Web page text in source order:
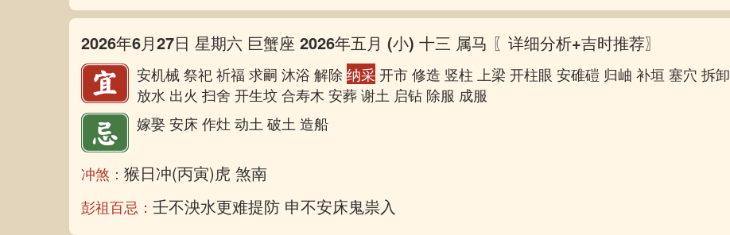
2026年6月27日 星期六 巨蟹座 2026年五月 (小) 十三 属马 〖详细分析+吉时推荐〗
安机械 祭祀 祈福 求嗣 沐浴 解除 纳采开市 修造 竖柱 上梁 开柱眼 安碓磑 归岫 补垣 塞穴 拆卸
放水 出火 扫舍 开生坟 合寿木 安葬 谢土 启钻 除服 成服
嫁娶 安床 作灶 动土 破土 造船
冲煞： 猴日冲(丙寅)虎 煞南
彭祖百忌： 壬不泱水更难提防 申不安床鬼祟入房